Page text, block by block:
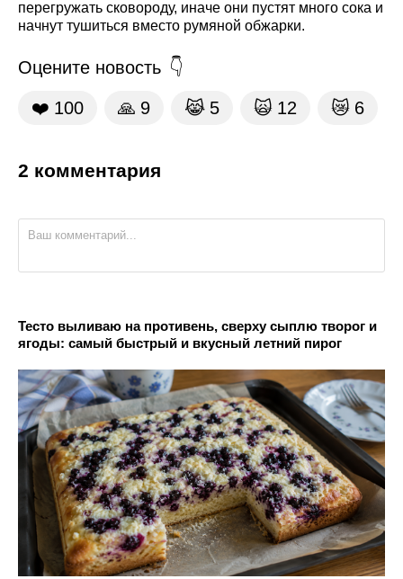
перегружать сковороду, иначе они пустят много сока и
начнут тушиться вместо румяной обжарки.
Оцените новость
❤️ 100 🙏 9 😹 5 🙀 12 😿 6
2 комментария
Тесто выливаю на противень, сверху сыплю творог и
ягоды: самый быстрый и вкусный летний пирог